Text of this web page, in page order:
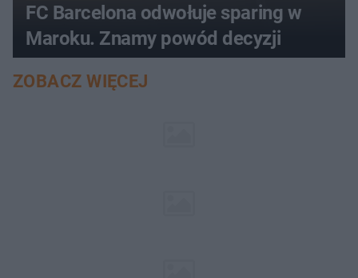
FC Barcelona odwołuje sparing w
Maroku. Znamy powód decyzji
ZOBACZ WIĘCEJ